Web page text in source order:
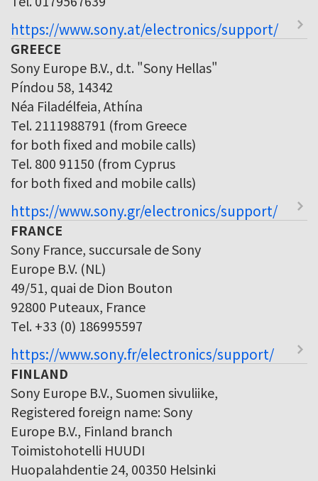
https://www.sony.at/electronics/support/
GREECE
Sony Europe B.V., d.t. "Sony Hellas"
Píndou 58, 14342
Néa Filadélfeia, Athína
Tel. 2111988791 (from Greece
for both fixed and mobile calls)
Tel. 800 91150 (from Cyprus
for both fixed and mobile calls)
https://www.sony.gr/electronics/support/
FRANCE
Sony France, succursale de Sony
Europe B.V. (NL)
49/51, quai de Dion Bouton
92800 Puteaux, France
Tel. +33 (0) 186995597
https://www.sony.fr/electronics/support/
FINLAND
Sony Europe B.V., Suomen sivuliike,
Registered foreign name: Sony
Europe B.V., Finland branch
Toimistohotelli HUUDI
Huopalahdentie 24, 00350 Helsinki